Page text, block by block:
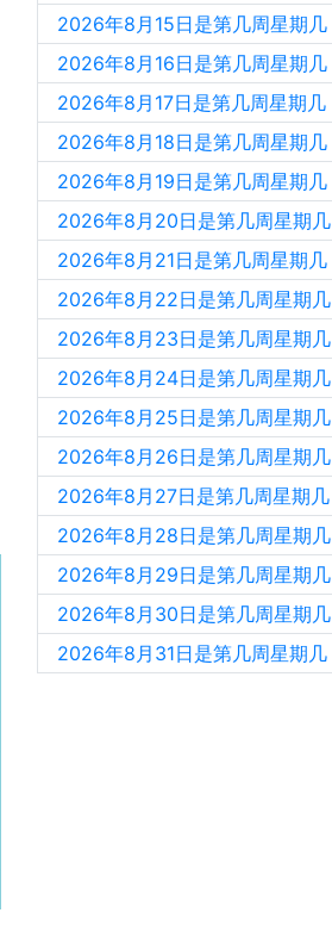
2026年8月15日是第几周星期几
2026年8月16日是第几周星期几
2026年8月17日是第几周星期几
2026年8月18日是第几周星期几
2026年8月19日是第几周星期几
2026年8月20日是第几周星期几
2026年8月21日是第几周星期几
2026年8月22日是第几周星期几
2026年8月23日是第几周星期几
2026年8月24日是第几周星期几
2026年8月25日是第几周星期几
2026年8月26日是第几周星期几
2026年8月27日是第几周星期几
2026年8月28日是第几周星期几
2026年8月29日是第几周星期几
2026年8月30日是第几周星期几
2026年8月31日是第几周星期几